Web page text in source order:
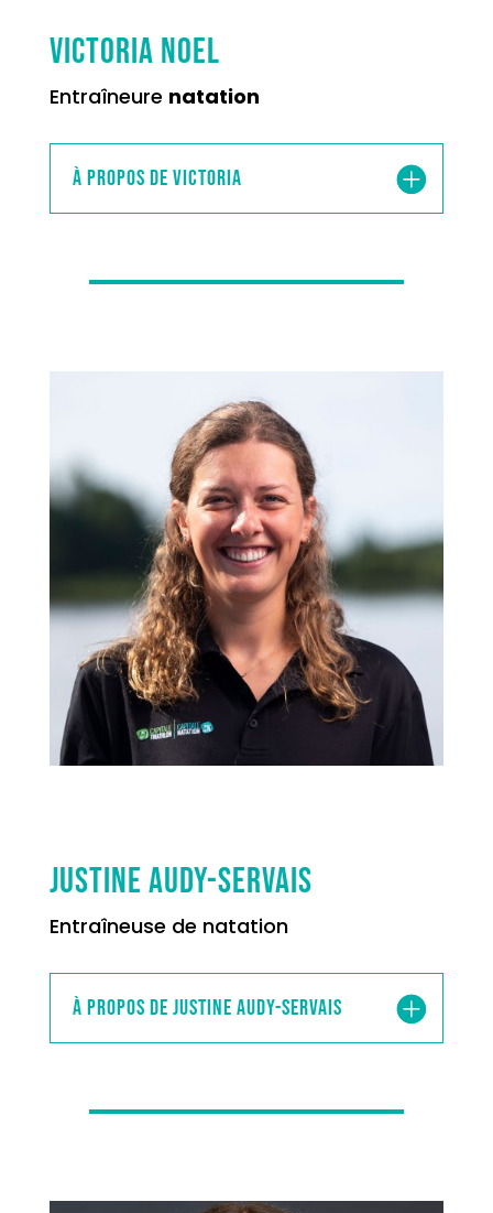
VICTORIA NOEL
Entraîneure natation
À propos de Victoria
Justine Audy-Servais
Entraîneuse de natation
À propos de Justine Audy-Servais